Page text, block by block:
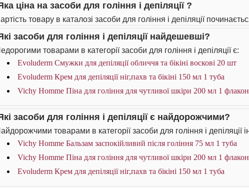
ціна на засоби для гоління і депіляції ?
товару в каталозі засоби для гоління і депіляції
засоби для гоління і депіляції найдешевші?
товарами в категорії засоби для гоління і депіляції є:
Evoluderm Смужки для депіляції обличчя та бікіні воскові 20 шт
Evoluderm Крем для депіляції ніг,пахв та бікіні 150 мл 1 туба
Vichy Homme Піна для гоління для чутливої шкіри 200 мл 1 флакон
засоби для гоління і депіляції є найдорожчими?
товарами в категорії засоби для гоління і депіляції
Vichy Homme Бальзам заспокійливий після гоління 75 мл 1 туба
Vichy Homme Піна для гоління для чутливої шкіри 200 мл 1 флакон
Evoluderm Крем для депіляції ніг,пахв та бікіні 150 мл 1 туба